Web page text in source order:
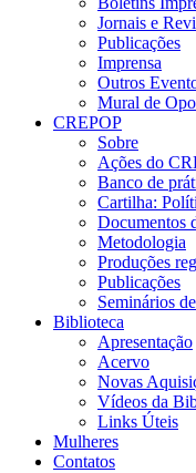
Jornais e
Publicações
Imprensa
Outros
Mural de
CREPOP
Sobre
Ações do
Banco de
Cartilha:
Documentos
Metodologia
Produções
Publicações
Seminários
Biblioteca
Apresentação
Acervo
Novas
Vídeos da
Links Úteis
Mulheres
Contatos